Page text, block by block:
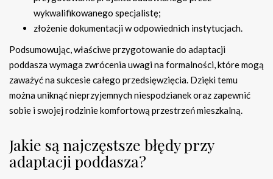
wykwalifikowanego specjalistę;
złożenie dokumentacji w odpowiednich instytucjach.
Podsumowując, właściwe przygotowanie do adaptacji
poddasza wymaga zwrócenia uwagi na formalności, które mogą
zaważyć na sukcesie całego przedsięwzięcia. Dzięki temu
można uniknąć nieprzyjemnych niespodzianek oraz zapewnić
sobie i swojej rodzinie komfortową przestrzeń mieszkalną.
Jakie są najczęstsze błędy przy
adaptacji poddasza?